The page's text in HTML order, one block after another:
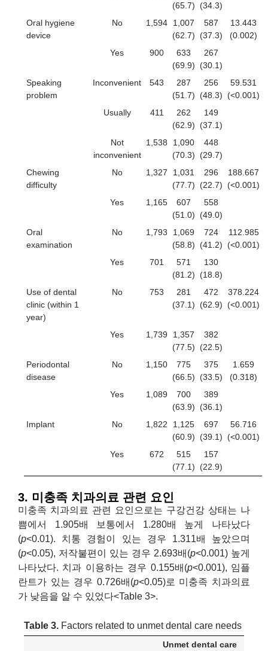
(65.7)
(34.3)
Oral hygiene
device
No 1,594
1,007
(62.7)
587
(37.3)
13.443
(0.002)
Yes
900
633
(69.9)
267
(30.1)
Speaking
problem
Inconvenient 543
287
(51.7)
256
(48.3)
59.531
(<0.001)
Usually
411
262
(62.9)
149
(37.1)
Not
inconvenient
1,538
1,090
(70.3)
448
(29.7)
Chewing
difficulty
No 1,327
1,031
(77.7)
296
(22.7)
188.667
(<0.001)
Yes
1,165
607
(51.0)
558
(49.0)
Oral
examination
No 1,793
1,069
(58.8)
724
(41.2)
112.985
(<0.001)
Yes
701
571
(81.2)
130
(18.8)
Use of dental
clinic (within 1
year)
No 753
281
(37.1)
472
(62.9)
378.224
(<0.001)
Yes 1,739
1,357
(77.5)
382
(22.5)
Periodontal
disease
No 1,150
775
(66.5)
375
(33.5)
1.659
(0.318)
Yes
1,089
700
(63.9)
389
(36.1)
Implant
No 1,822
1,125
(60.9)
697
(39.1)
56.716
(<0.001)
Yes
672
515
(77.1)
157
(22.9)
3. 미충족 치과의료 관련 요인
미충족 치과의료 관련 요인으로는 구강건강 상태는 나
쁨에서 1.905배 보통에서 1.280배 높게 나타났다
(p<0.01). 치통 경험이 있는 경우 1.311배 높았으며
(p<0.05), 저작불편이 있는 경우 2.693배(p<0.001) 높게
나타났다. 치과 이용하는 경우 0.155배(p<0.001), 임플
란트가 있는 경우 0.726배(p<0.05)로 미충족 치과의료
가 낮음을 알 수 있었다<Table 3>.
Table 3. Factors related to unmet dental care needs
Unmet dental care